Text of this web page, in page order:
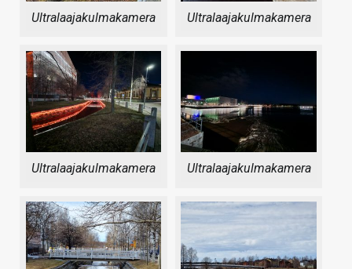
Ultralaajakulmakamera Ultralaajakulmakamera
Ultralaajakulmakamera Ultralaajakulmakamera